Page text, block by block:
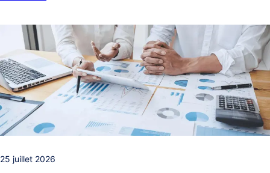
25 juillet 2026